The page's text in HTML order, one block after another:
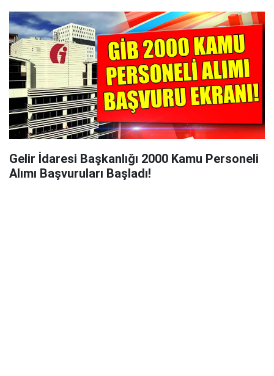
Gelir İdaresi Başkanlığı 2000 Kamu Personeli
Alımı Başvuruları Başladı!